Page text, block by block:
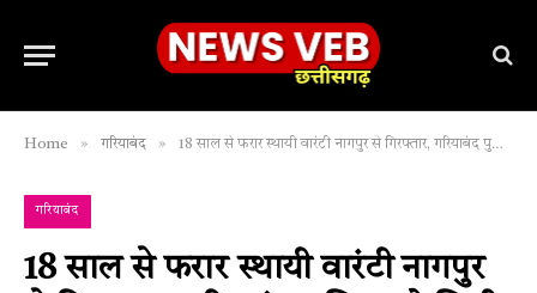
Home » गरियाबंद » 18 साल से फरार स्थायी वारंटी नागपुर से गिरफ्तार, गरियाबंद पुलिस को मिली बड़ी सफलता
गरियाबंद
18 साल से फरार स्थायी वारंटी नागपुर